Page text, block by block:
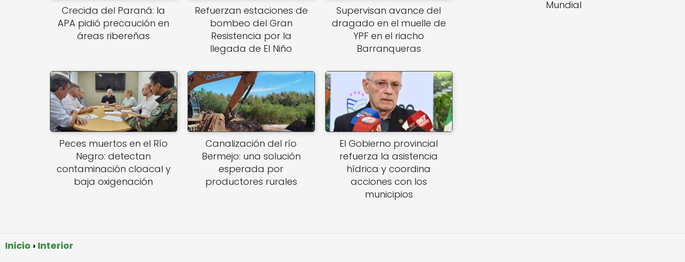
Crecida del Paraná: la
APA pidió precaución en
áreas ribereñas
Refuerzan estaciones de
bombeo del Gran
Resistencia por la
llegada de El Niño
Supervisan avance del
dragado en el muelle de
YPF en el riacho
Barranqueras
Peces muertos en el Río
Negro: detectan
contaminación cloacal y
baja oxigenación
Canalización del río
Bermejo: una solución
esperada por
productores rurales
El Gobierno provincial
refuerza la asistencia
hídrica y coordina
acciones con los
municipios
Mundial
Inicio Interior